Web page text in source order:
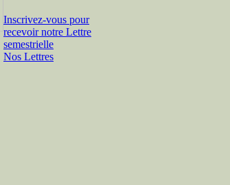
Inscrivez-vous pour
recevoir notre Lettre
semestrielle
Nos Lettres